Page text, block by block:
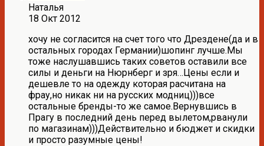
Наталья
18 Окт 2012
хочу не согласится на счет того что Дрездене(да и в
остальных городах Германии)шопинг лучше.Мы
тоже наслушавшись таких советов оставили все
силы и деньги на Нюрнберг и зря…Цены если и
дешевле то на одежду которая расчитана на
фрау,но никак ни на русских модниц)))все
остальные бренды-то же самое.Вернувшись в
Прагу в последний день перед вылетом,рванули
по магазинам)))Действительно и бюджет и скидки
и просто разумные цены!